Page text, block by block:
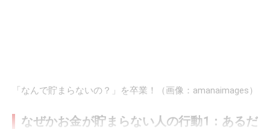
「なんで貯まらないの？」を卒業！（画像：amanaimages）
なぜかお金が貯まらない人の行動1：あるだ